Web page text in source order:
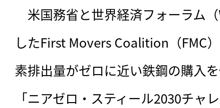
米国務省と世界経済フォーラム
したFirst Movers Coalition（FMC
素排出量がゼロに近い鉄鋼の購入
「ニアゼロ・スティール2030チャ